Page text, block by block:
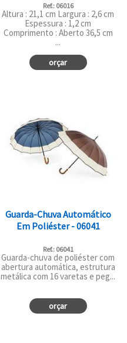
Ref.: 06016
Altura : 21,1 cm Largura : 2,6 cm
Espessura : 1,2 cm
Comprimento : Aberto 36,5 cm
...
orçar
Guarda-Chuva Automático
Em Poliéster - 06041
Ref.: 06041
Guarda-chuva de poliéster com
abertura automática, estrutura
metálica com 16 varetas e peg...
orçar